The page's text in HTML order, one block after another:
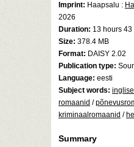
Imprint: Haapsalu :
2026
Duration: 13 hours
Size: 378.4 MB
Format: DAISY 2.02
Publication type:
Language: eesti
Subject words:
romaanid /
kriminaalromaanid /
Summary